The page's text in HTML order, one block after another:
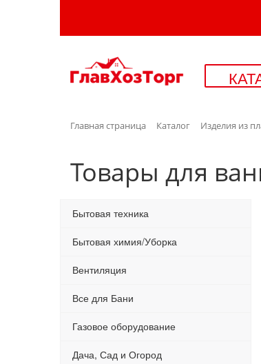
Главная страница Каталог Изделия из
Товары для
Бытовая техника
Бытовая химия/Уборка
Вентиляция
Все для Бани
Газовое оборудование
Дача, Сад и Огород